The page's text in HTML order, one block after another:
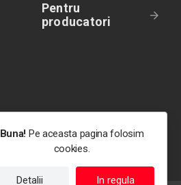
Pentru
producatori
Buna! Pe aceasta pagina folosim
cookies.
Detalii In regula